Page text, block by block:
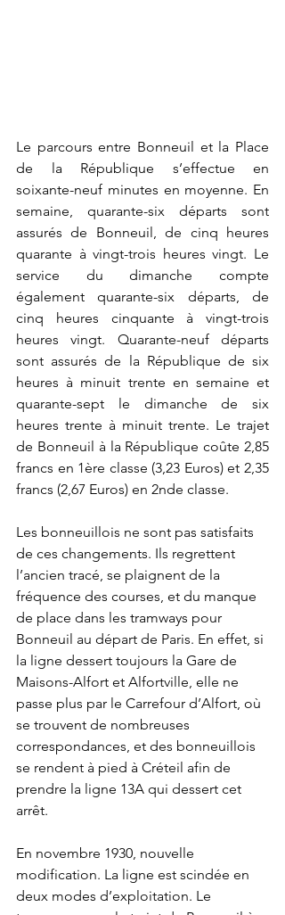
Le parcours entre Bonneuil et la Place
de la République s’effectue en
soixante-neuf minutes en moyenne. En
semaine, quarante-six départs sont
assurés de Bonneuil, de cinq heures
quarante à vingt-trois heures vingt. Le
service du dimanche compte
également quarante-six départs, de
cinq heures cinquante à vingt-trois
heures vingt. Quarante-neuf départs
sont assurés de la République de six
heures à minuit trente en semaine et
quarante-sept le dimanche de six
heures trente à minuit trente. Le trajet
de Bonneuil à la République coûte 2,85
francs en 1ère classe (3,23 Euros) et 2,35
francs (2,67 Euros) en 2nde classe.
Les bonneuillois ne sont pas satisfaits
de ces changements. Ils regrettent
l’ancien tracé, se plaignent de la
fréquence des courses, et du manque
de place dans les tramways pour
Bonneuil au départ de Paris. En effet, si
la ligne dessert toujours la Gare de
Maisons-Alfort et Alfortville, elle ne
passe plus par le Carrefour d’Alfort, où
se trouvent de nombreuses
correspondances, et des bonneuillois
se rendent à pied à Créteil afin de
prendre la ligne 13A qui dessert cet
arrêt.
En novembre 1930, nouvelle
modification. La ligne est scindée en
deux modes d’exploitation. Le